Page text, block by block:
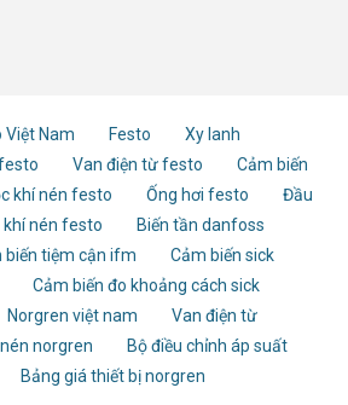
Việt Nam Festo
Xy lanh
Van điện từ festo
Cảm biến
khí nén festo Ống hơi festo
Đầu
khí nén festo
Biến tần danfoss
biến tiệm cận ifm
Cảm biến sick
Cảm biến đo khoảng cách sick
Norgren việt nam
Van điện từ
norgren
Bộ điều chỉnh áp suất
Bảng giá thiết bị norgren